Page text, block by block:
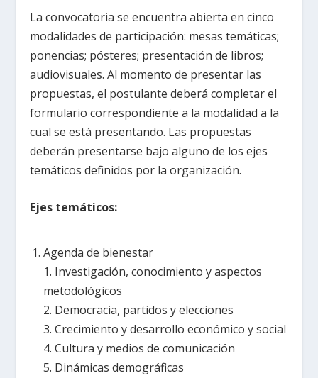
La convocatoria se encuentra abierta en cinco
modalidades de participación: mesas temáticas;
ponencias; pósteres; presentación de libros;
audiovisuales. Al momento de presentar las
propuestas, el postulante deberá completar el
formulario correspondiente a la modalidad a la
cual se está presentando. Las propuestas
deberán presentarse bajo alguno de los ejes
temáticos definidos por la organización.
Ejes temáticos:
Agenda de bienestar
1. Investigación, conocimiento y aspectos
metodológicos
2. Democracia, partidos y elecciones
3. Crecimiento y desarrollo económico y social
4. Cultura y medios de comunicación
5. Dinámicas demográficas